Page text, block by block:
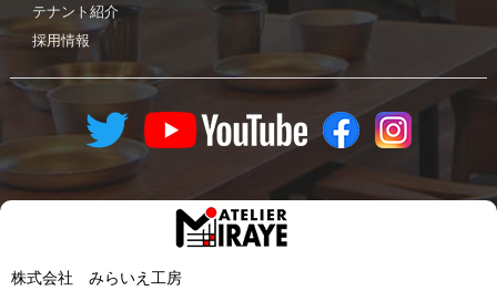
テナント紹介
採用情報
株式会社 みらいえ工房